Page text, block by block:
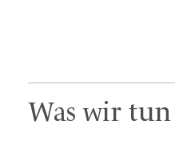
Was wir tun